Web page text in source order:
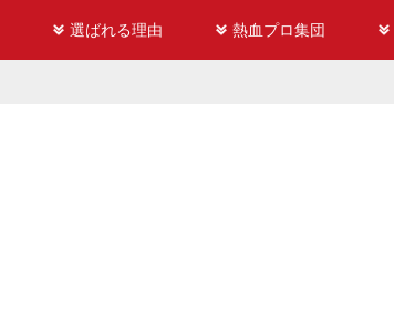
選ばれる理由 熱血プロ集団